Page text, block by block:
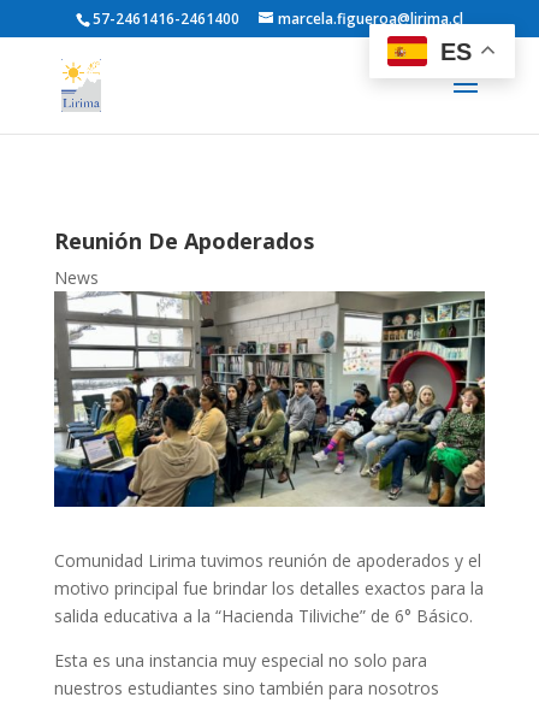
57-2461416-2461400 marcela.figueroa@lirima.cl
Reunión De Apoderados
News
Comunidad Lirima tuvimos reunión de apoderados y el
motivo principal fue brindar los detalles exactos para la
salida educativa a la “Hacienda Tiliviche” de 6° Básico.
Esta es una instancia muy especial no solo para
nuestros estudiantes sino también para nosotros
ES